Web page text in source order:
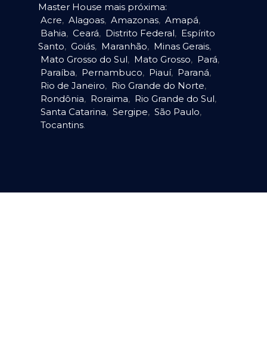
Master House mais próxima:
Acre, Alagoas, Amazonas, Amapá,
Bahia, Ceará, Distrito Federal, Espírito
Santo, Goiás, Maranhão, Minas Gerais,
Mato Grosso do Sul, Mato Grosso, Pará,
Paraíba, Pernambuco, Piauí, Paraná,
Rio de Janeiro, Rio Grande do Norte,
Rondônia, Roraima, Rio Grande do Sul,
Santa Catarina, Sergipe, São Paulo,
Tocantins.